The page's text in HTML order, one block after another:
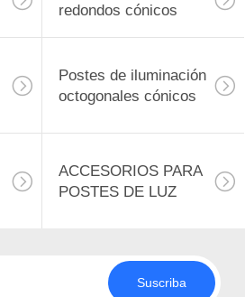
redondos cónicos
Postes de iluminación
octogonales cónicos
ACCESORIOS PARA
POSTES DE LUZ
Suscriba